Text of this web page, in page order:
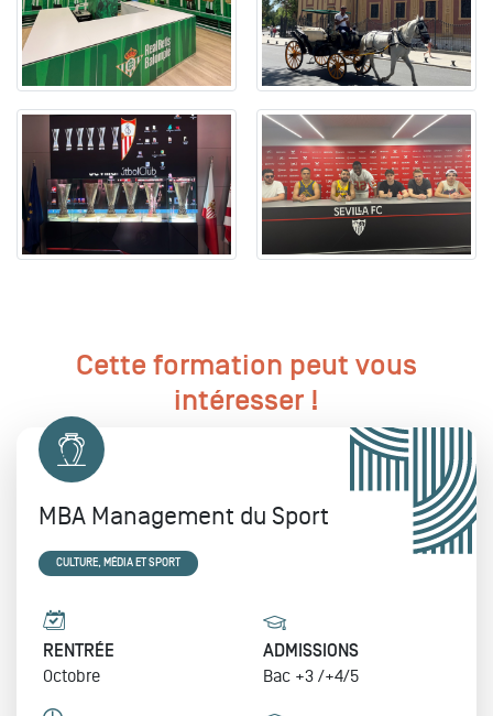
Cette formation peut vous
intéresser !
MBA Management du Sport
CULTURE, MÉDIA ET SPORT
RENTRÉE
Octobre
ADMISSIONS
Bac +3 /+4/5